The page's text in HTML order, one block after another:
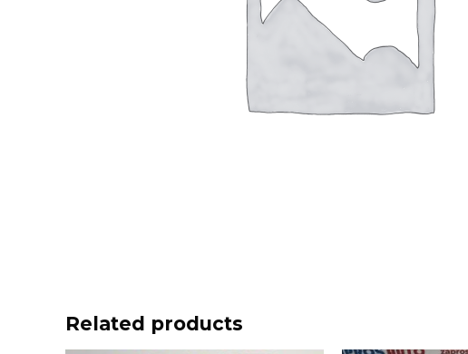
Related products